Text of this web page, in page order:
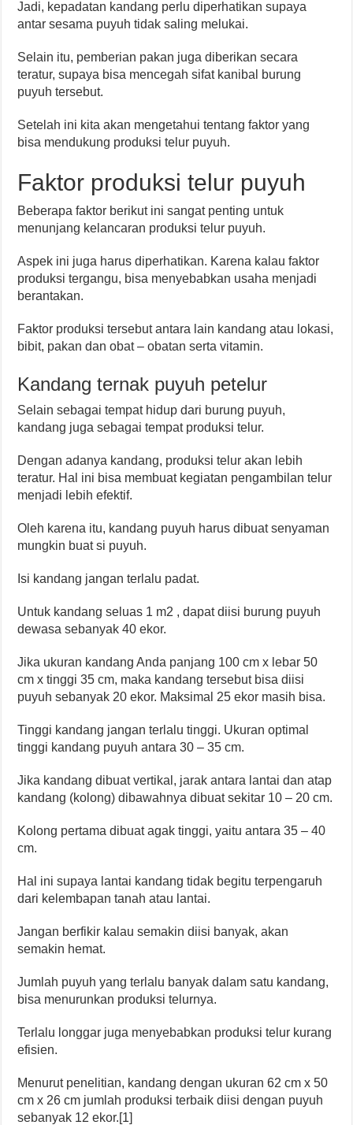
Jadi, kepadatan kandang perlu diperhatikan supaya
antar sesama puyuh tidak saling melukai.
Selain itu, pemberian pakan juga diberikan secara
teratur, supaya bisa mencegah sifat kanibal burung
puyuh tersebut.
Setelah ini kita akan mengetahui tentang faktor yang
bisa mendukung produksi telur puyuh.
Faktor produksi telur puyuh
Beberapa faktor berikut ini sangat penting untuk
menunjang kelancaran produksi telur puyuh.
Aspek ini juga harus diperhatikan. Karena kalau faktor
produksi tergangu, bisa menyebabkan usaha menjadi
berantakan.
Faktor produksi tersebut antara lain kandang atau lokasi,
bibit, pakan dan obat – obatan serta vitamin.
Kandang ternak puyuh petelur
Selain sebagai tempat hidup dari burung puyuh,
kandang juga sebagai tempat produksi telur.
Dengan adanya kandang, produksi telur akan lebih
teratur. Hal ini bisa membuat kegiatan pengambilan telur
menjadi lebih efektif.
Oleh karena itu, kandang puyuh harus dibuat senyaman
mungkin buat si puyuh.
Isi kandang jangan terlalu padat.
Untuk kandang seluas 1 m2 , dapat diisi burung puyuh
dewasa sebanyak 40 ekor.
Jika ukuran kandang Anda panjang 100 cm x lebar 50
cm x tinggi 35 cm, maka kandang tersebut bisa diisi
puyuh sebanyak 20 ekor. Maksimal 25 ekor masih bisa.
Tinggi kandang jangan terlalu tinggi. Ukuran optimal
tinggi kandang puyuh antara 30 – 35 cm.
Jika kandang dibuat vertikal, jarak antara lantai dan atap
kandang (kolong) dibawahnya dibuat sekitar 10 – 20 cm.
Kolong pertama dibuat agak tinggi, yaitu antara 35 – 40
cm.
Hal ini supaya lantai kandang tidak begitu terpengaruh
dari kelembapan tanah atau lantai.
Jangan berfikir kalau semakin diisi banyak, akan
semakin hemat.
Jumlah puyuh yang terlalu banyak dalam satu kandang,
bisa menurunkan produksi telurnya.
Terlalu longgar juga menyebabkan produksi telur kurang
efisien.
Menurut penelitian, kandang dengan ukuran 62 cm x 50
cm x 26 cm jumlah produksi terbaik diisi dengan puyuh
sebanyak 12 ekor.[1]